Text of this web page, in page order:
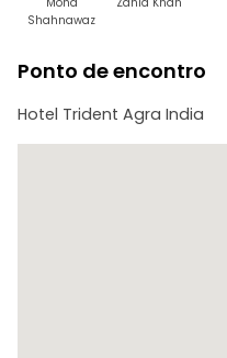
Shahnawaz
Ponto de encontro
Hotel Trident Agra India